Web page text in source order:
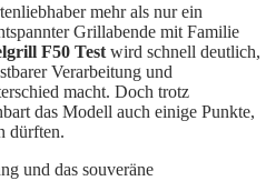
mehr als nur ein
Grillabende mit Familie
F50 Test wird schnell deutlich,
Verarbeitung und
macht. Doch trotz
das Modell auch einige Punkte,
dürften.
und das souveräne